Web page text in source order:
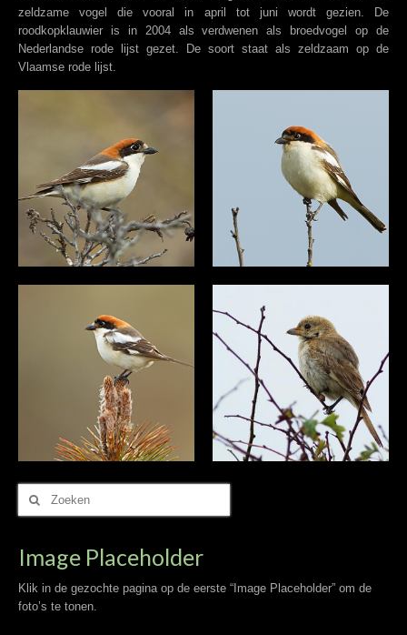
zeldzame vogel die vooral in april tot juni wordt gezien. De
roodkopklauwier is in 2004 als verdwenen als broedvogel op de
Nederlandse rode lijst gezet. De soort staat als zeldzaam op de
Vlaamse rode lijst.
Zoek
naar:
Image Placeholder
Klik in de gezochte pagina op de eerste “Image Placeholder” om de
foto’s te tonen.